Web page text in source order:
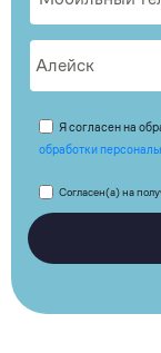
Я согласен на
обработки
Согласен(а) на